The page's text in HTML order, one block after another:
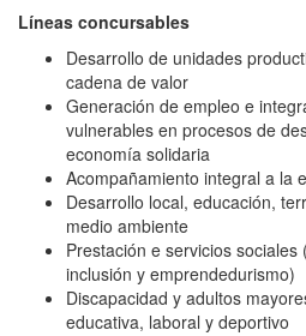
Líneas concursables
Desarrollo de unidades
cadena de valor
Generación de empleo e
vulnerables en procesos de
economía solidaria
Acompañamiento integral a la
Desarrollo local, educación,
medio ambiente
Prestación e servicios
inclusión y emprendedurismo)
Discapacidad y adultos
educativa, laboral y deportivo